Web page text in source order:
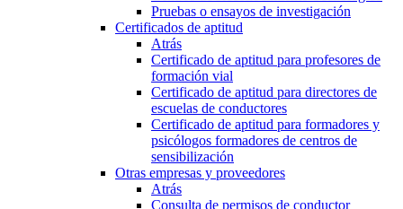
Pruebas o ensayos de investigación
Certificados de aptitud
Atrás
Certificado de aptitud para profesores de
formación vial
Certificado de aptitud para directores de
escuelas de conductores
Certificado de aptitud para formadores y
psicólogos formadores de centros de
sensibilización
Otras empresas y proveedores
Atrás
Consulta de permisos de conductor